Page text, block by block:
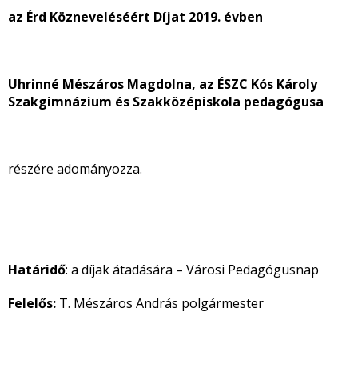
az Érd Közneveléséért Díjat 2019. évben
Uhrinné Mészáros Magdolna, az ÉSZC Kós Károly
Szakgimnázium és Szakközépiskola pedagógusa
részére adományozza.
Határidő: a díjak átadására – Városi Pedagógusnap
Felelős: T. Mészáros András polgármester